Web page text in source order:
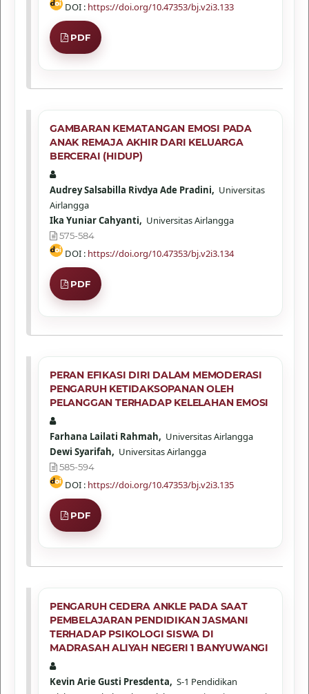
DOI : https://doi.org/10.47353/bj.v2i3.133
PDF
GAMBARAN KEMATANGAN EMOSI PADA
ANAK REMAJA AKHIR DARI KELUARGA
BERCERAI (HIDUP)
Audrey Salsabilla Rivdya Ade Pradini, Universitas
Airlangga
Ika Yuniar Cahyanti, Universitas Airlangga
575-584
DOI : https://doi.org/10.47353/bj.v2i3.134
PDF
PERAN EFIKASI DIRI DALAM MEMODERASI
PENGARUH KETIDAKSOPANAN OLEH
PELANGGAN TERHADAP KELELAHAN EMOSI
Farhana Lailati Rahmah, Universitas Airlangga
Dewi Syarifah, Universitas Airlangga
585-594
DOI : https://doi.org/10.47353/bj.v2i3.135
PDF
PENGARUH CEDERA ANKLE PADA SAAT
PEMBELAJARAN PENDIDIKAN JASMANI
TERHADAP PSIKOLOGI SISWA DI
MADRASAH ALIYAH NEGERI 1 BANYUWANGI
Kevin Arie Gusti Presdenta, S-1 Pendidikan